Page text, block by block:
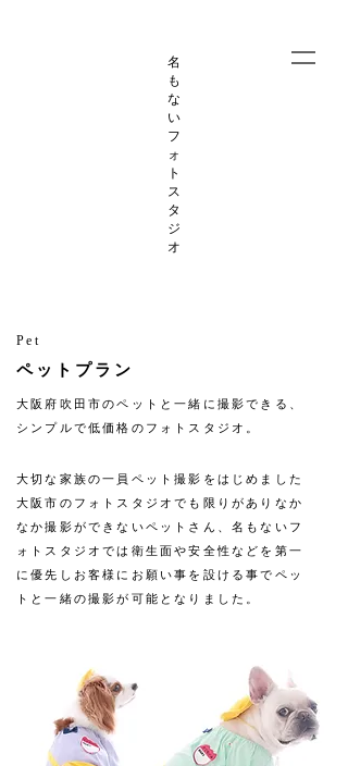
名
も
な
い
フ
ォ
ト
ス
タ
ジ
オ
Pet
ペットプラン
大阪府吹田市のペットと一緒に撮影できる、
シンプルで低価格のフォトスタジオ。
大切な家族の一員ペット撮影をはじめました
大阪市のフォトスタジオでも限りがありなか
なか撮影ができないペットさん、名もないフ
ォトスタジオでは衛生面や安全性などを第一
に優先しお客様にお願い事を設ける事でペッ
トと一緒の撮影が可能となりました。